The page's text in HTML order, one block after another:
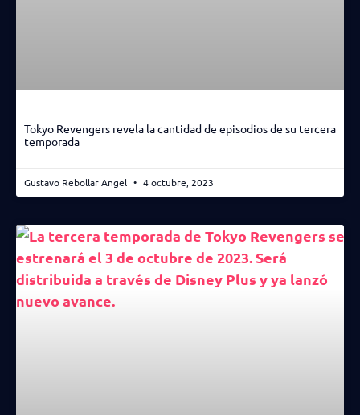
Tokyo Revengers revela la cantidad de episodios de su tercera
temporada
Gustavo Rebollar Angel 4 octubre, 2023